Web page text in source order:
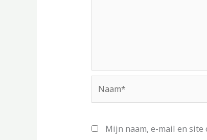
Mijn naam, e-mail en site